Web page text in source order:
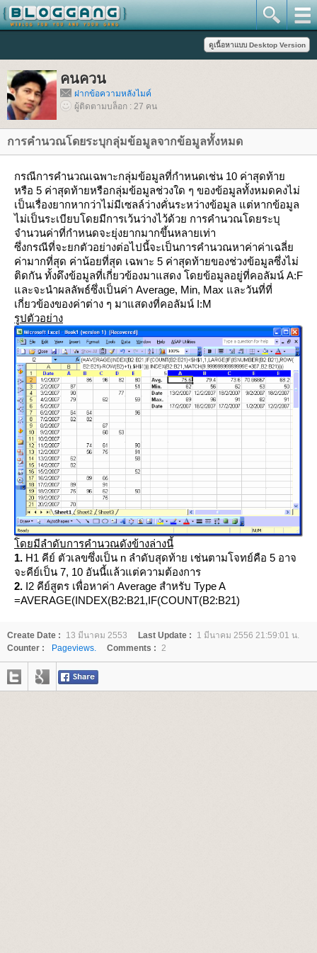
คนควน
ฝากข้อความหลังไมค์
ผู้ติดตามบล็อก : 27 คน
การคำนวณโดยระบุกลุ่มข้อมูลจากข้อมูลทั้งหมด
กรณีการคำนวณเฉพาะกลุ่มข้อมูลที่กำหนดเช่น 10 ค่าสุดท้า
หรือ 5 ค่าสุดท้ายหรือกลุ่มข้อมูลช่วงใด ๆ ของข้อมูลทั้งหมดคงไม่
เป็นเรื่องยากหากว่าไม่มีเซลล์ว่างคั่นระหว่างข้อมูล แต่หากข้อมูล
ไม่เป็นระเบียบโดยมีการเว้นว่างไว้ด้วย การคำนวณโดยระบุ
จำนวนค่าที่กำหนดจะยุ่งยากมากขึ้นหลายเท่า
ซึ่งกรณีที่จะยกตัวอย่างต่อไปนี้จะเป็นการคำนวณหาค่าค่าเฉลี่
ค่ามากที่สุด ค่าน้อยที่สุด เฉพาะ 5 ค่าสุดท้ายของช่วงข้อมูลซึ่งไม่
ติดกัน ทั้งดึงข้อมูลที่เกี่ยวข้องมาแสดง โดยข้อมูลอยู่ที่คอลัมน์ A:F
ละจะนำผลลัพธ์ซึ่งเป็นค่า Average, Min, Max และวันที่ที่
เกี่ยวข้องของค่าต่าง ๆ มาแสดงที่คอลัมน์ I:M
รูปตัวอย่าง
ดยมีลำดับการคำนวณดังข้างล่างนี้
1. H1 คีย์ ตัวเลขซึ่งเป็น n ลำดับสุดท้าย เช่นตามโจทย์คือ 5 อาจ
จะคีย์เป็น 7, 10 อันนี้แล้วแต่ความต้องการ
2. I2 คีย์สูตร เพื่อหาค่า Average สำหรับ Type A
=AVERAGE(INDEX(B2:B21,IF(COUNT(B2:B21)
Create Date : 13 มีนาคม 2553 Last Update :
1 มีนาคม 2556 21:59:01 น.
Counter :
Pageviews. Comments : 2